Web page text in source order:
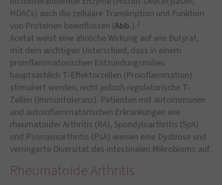
HDACs) auch die zelluläre Transkription und Funktion
von Proteinen beeinflussen (Abb.).2
Acetat weist eine ähnliche Wirkung auf wie Butyrat,
mit dem wichtigen Unterschied, dass in einem
proinflammatorischen Entzündungsmilieu
hauptsächlich T-Effektorzellen (Proinflammation)
stimuliert werden, nicht jedoch regulatorische T-
Zellen (Immuntoleranz). Patienten mit autoimmunen
und autoinflammatorischen Erkrankungen wie
rheumatoider Arthritis (RA), Spondyloarthritis (SpA)
und Psoriasisarthritis (PsA) weisen eine Dysbiose und
verringerte Diversität des intestinalen Mikrobioms auf.
Rheumatoide Arthritis